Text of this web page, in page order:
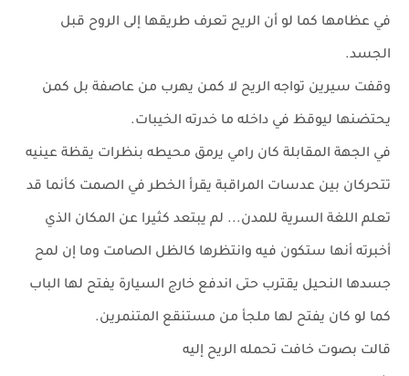
في عظامها كما لو أن الريح تعرف طريقها إلى الروح قبل
الجسد.
وقفت سيرين تواجه الريح لا كمن يهرب من عاصفة بل كمن
يحتضنها ليوقظ في داخله ما خدرته الخيبات.
في الجهة المقابلة كان رامي يرمق محيطه بنظرات يقظة عينيه
تتحركان بين عدسات المراقبة يقرأ الخطر في الصمت كأنما قد
تعلم اللغة السرية للمدن... لم يبتعد كثيرا عن المكان الذي
أخبرته أنها ستكون فيه وانتظرها كالظل الصامت وما إن لمح
جسدها النحيل يقترب حتى اندفع خارج السيارة يفتح لها الباب
كما لو كان يفتح لها ملجأ من مستنقع المتنمرين.
قالت بصوت خافت تحمله الريح إليه